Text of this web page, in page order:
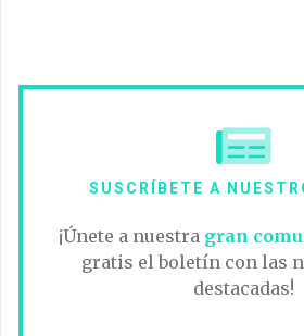
SUSCRÍBETE A
¡Únete a nuestra gran
gratis el boletín con las
destacadas!